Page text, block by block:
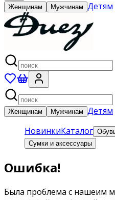
Женщинам Мужчинам Детям
Женщинам Мужчинам Детям
НовинкиКаталог
Сумки и аксессуары
Ошибка!
Была проблема с нашеим